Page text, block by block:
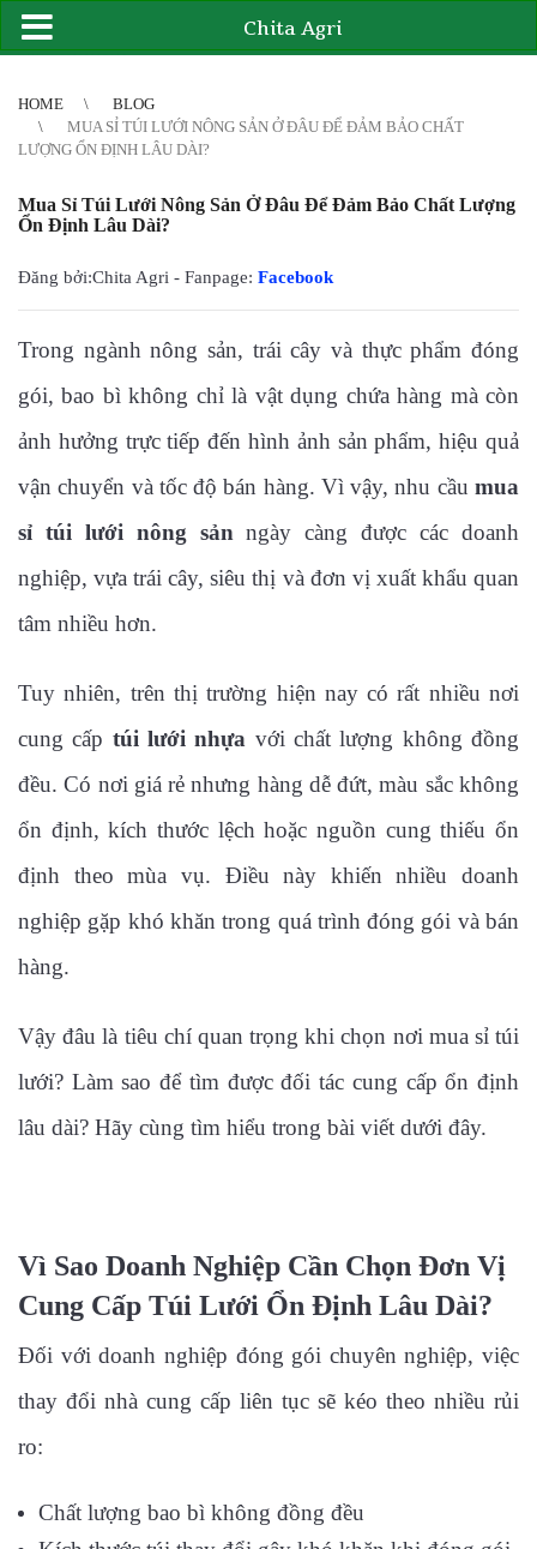
HOME
BLOG
MUA SỈ TÚI LƯỚI NÔNG SẢN Ở ĐÂU ĐỂ ĐẢM BẢO CHẤT
LƯỢNG ỔN ĐỊNH LÂU DÀI?
Mua Sỉ Túi Lưới Nông Sản Ở Đâu Để Đảm Bảo Chất Lượng
Ổn Định Lâu Dài?
Đăng bởi:Chita Agri - Fanpage: Facebook
Trong ngành nông sản, trái cây và thực phẩm đóng
gói, bao bì không chỉ là vật dụng chứa hàng mà còn
ảnh hưởng trực tiếp đến hình ảnh sản phẩm, hiệu quả
vận chuyển và tốc độ bán hàng. Vì vậy, nhu cầu mua
sỉ túi lưới nông sản ngày càng được các doanh
nghiệp, vựa trái cây, siêu thị và đơn vị xuất khẩu quan
tâm nhiều hơn.
Tuy nhiên, trên thị trường hiện nay có rất nhiều nơi
cung cấp túi lưới nhựa với chất lượng không đồng
đều. Có nơi giá rẻ nhưng hàng dễ đứt, màu sắc không
ổn định, kích thước lệch hoặc nguồn cung thiếu ổn
định theo mùa vụ. Điều này khiến nhiều doanh
nghiệp gặp khó khăn trong quá trình đóng gói và bán
hàng.
Vậy đâu là tiêu chí quan trọng khi chọn nơi mua sỉ túi
lưới? Làm sao để tìm được đối tác cung cấp ổn định
lâu dài? Hãy cùng tìm hiểu trong bài viết dưới đây.
Vì Sao Doanh Nghiệp Cần Chọn Đơn Vị
Cung Cấp Túi Lưới Ổn Định Lâu Dài?
Đối với doanh nghiệp đóng gói chuyên nghiệp, việc
thay đổi nhà cung cấp liên tục sẽ kéo theo nhiều rủi
ro:
Chất lượng bao bì không đồng đều
Chita Agri